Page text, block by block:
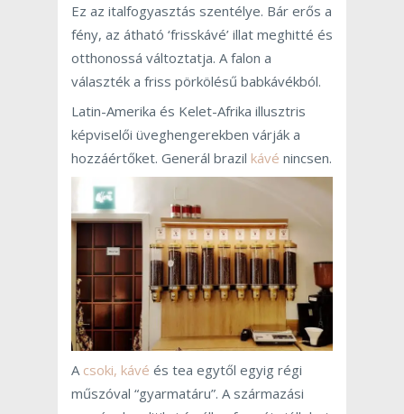
Ez az italfogyasztás szentélye. Bár erős a
fény, az átható ‘frisskávé’ illat meghitté és
otthonossá változtatja. A falon a
választék a friss pörkölésű babkávékból.
Latin-Amerika és Kelet-Afrika illusztris
képviselői üveghengerekben várják a
hozzáértőket. Generál brazil kávé nincsen.
A csoki, kávé és tea egytől egyig régi
műszóval “gyarmatáru”. A származási